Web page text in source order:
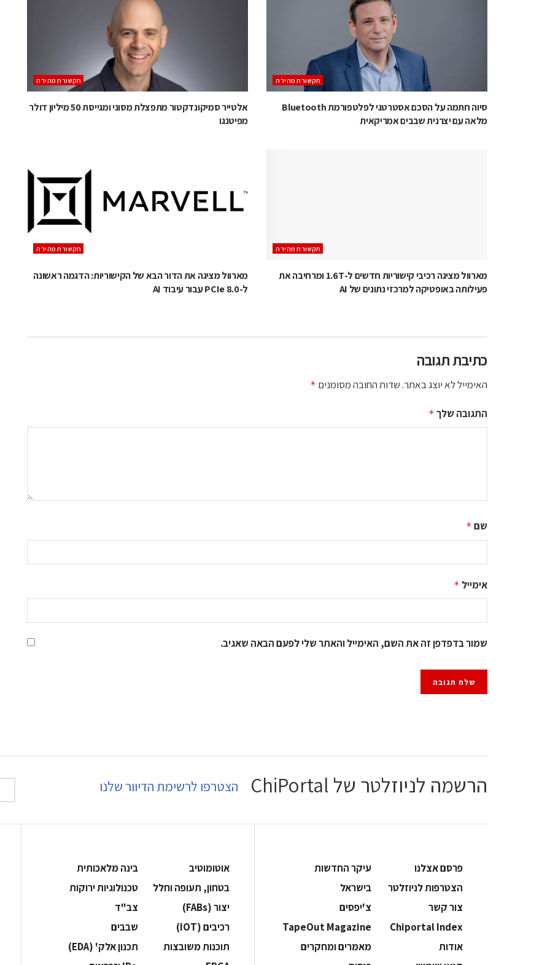
תקשורת מהירה
סיוה חתמה על הסכם אסטרטגי לפלטפורמת Bluetooth
מלאה עם יצרנית שבבים אמריקאית
תקשורת מהירה
אלטייר סמיקונדקטור מתפצלת מסוני ומגייסת 50 מיליון דולר
מפיטנגו
תקשורת מהירה
מארוול מציגה רכיבי קישוריות חדשים ל-1.6T ומרחיבה את
פעילותה באופטיקה למרכזי נתונים של AI
תקשורת מהירה
מארוול מציגה את הדור הבא של הקישוריות: הדגמה ראשונה
ל-PCIe 8.0 עבור עיבוד AI
כתיבת תגובה
האימייל לא יוצג באתר.שדות החובה מסומנים *
התגובה שלך *
שם *
אימייל *
שמור בדפדפן זה את השם, האימייל והאתר שלי לפעם הבאה שאגיב.
הרשמה לניוזלטר של ChiPortal הצטרפו לרשימת הדיוור שלנו
פרסם אצלנו
עיקר החדשות
הצטרפות לניוזלטר
בישראל
צור קשר
צ'יפסים
Chiportal Index
TapeOut Magazine
אודות
מאמרים ומחקרים
אוטומוטיב
בינה מלאכותית
בטחון, תעופה וחלל
‫טכנולוגיות ירוקות‬
‫יצור (‪(FABs‬‬
‫צב"ד‬
‫רכיבים‬ (IOT)
‫שבבים‬
‫תוכנות משובצות‬
‫תכנון אלק' (‪(EDA‬‬